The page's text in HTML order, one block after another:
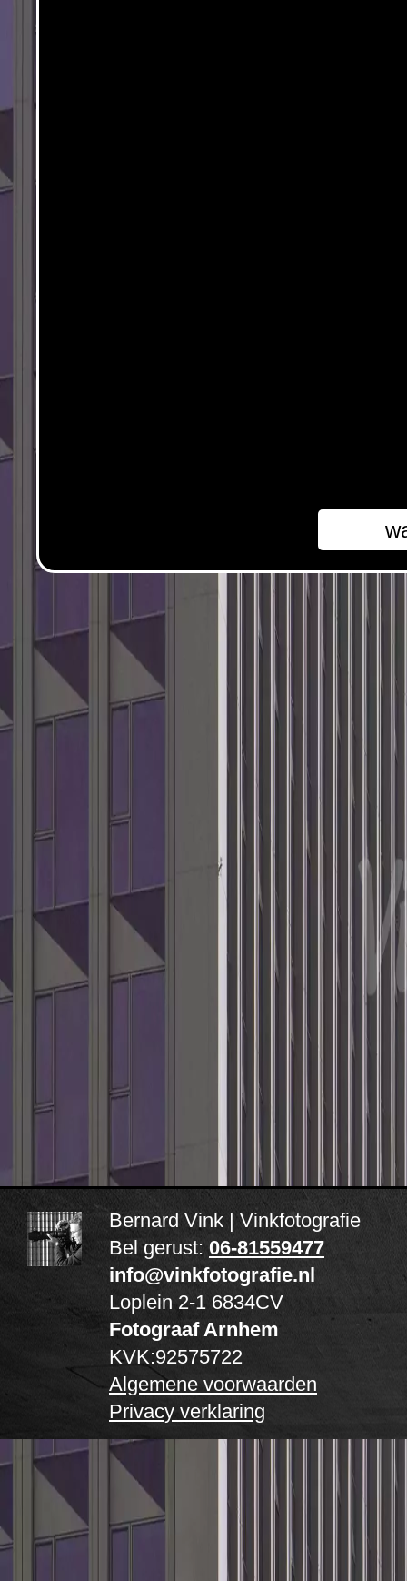
Bernard Vink | Vinkfotografie
Bel gerust: 06-81559477
info@vinkfotografie.nl
Loplein 2-1 6834CV
Fotograaf Arnhem
KVK:92575722
Algemene voorwaarden
Privacy verklaring